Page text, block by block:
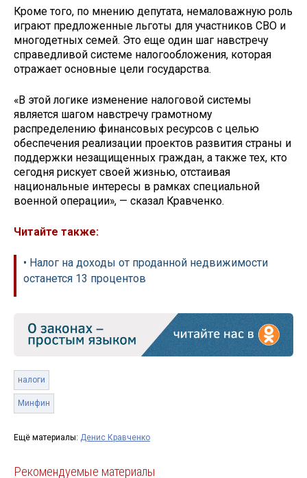
Кроме того, по мнению депутата, немаловажную роль
играют предложенные льготы для участников СВО и
многодетных семей. Это еще один шаг навстречу
справедливой системе налогообложения, которая
отражает основные цели государства.
«В этой логике изменение налоговой системы
является шагом навстречу грамотному
распределению финансовых ресурсов с целью
обеспечения реализации проектов развития страны и
поддержки незащищенных граждан, а также тех, кто
сегодня рискует своей жизнью, отстаивая
национальные интересы в рамках специальной
военной операции», — сказал Кравченко.
Читайте также:
• Налог на доходы от проданной недвижимости
останется 13 процентов
налоги
Минфин
Ещё материалы: Денис Кравченко
Рекомендуемые материалы